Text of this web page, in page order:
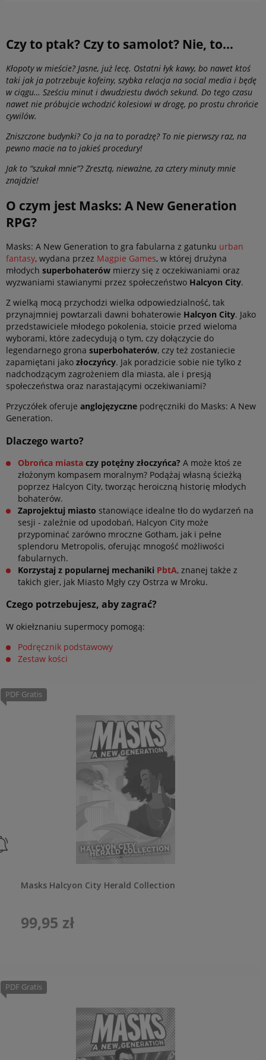
Czy to ptak? Czy to samolot? Nie, to…
Kłopoty w mieście? Jasne, już lecę. Ostatni łyk kawy, bo nawet ktoś
taki jak ja potrzebuje kofeiny, szybka relacja na social media i będę
w ciągu… Sześciu minut i dwudziestu dwóch sekund. Do tego czasu
nawet nie próbujcie wchodzić kolesiowi w drogę, po prostu chrońcie
cywilów.
Zniszczone budynki? Co ja na to poradzę? To nie pierwszy raz, na
pewno macie na to jakieś procedury!
Jak to “szukał mnie”? Zresztą, nieważne, za cztery minuty mnie
znajdzie!
O czym jest Masks: A New Generation
RPG?
Masks: A New Generation to gra fabularna z gatunku urban
fantasy, wydana przez Magpie Games, w której drużyna
młodych superbohaterów mierzy się z oczekiwaniami oraz
wyzwaniami stawianymi przez społeczeństwo Halcyon City.
Z wielką mocą przychodzi wielka odpowiedzialność, tak
przynajmniej powtarzali dawni bohaterowie Halcyon City. Jako
przedstawiciele młodego pokolenia, stoicie przed wieloma
wyborami, które zadecydują o tym, czy dołączycie do
legendarnego grona superbohaterów, czy też zostaniecie
zapamiętani jako złoczyńcy. Jak poradzicie sobie nie tylko z
nadchodzącym zagrożeniem dla miasta, ale i presją
społeczeństwa oraz narastającymi oczekiwaniami?
Przyczółek oferuje anglojęzyczne podręczniki do Masks: A New
Generation.
Dlaczego warto?
Obrońca miasta czy potężny złoczyńca? A może ktoś ze
złożonym kompasem moralnym? Podążaj własną ścieżką
poprzez Halcyon City, tworząc heroiczną historię młodych
bohaterów.
Zaprojektuj miasto stanowiące idealne tło do wydarzeń na
sesji - zależnie od upodobań, Halcyon City może
przypominać zarówno mroczne Gotham, jak i pełne
splendoru Metropolis, oferując mnogość możliwości
fabularnych.
Korzystaj z popularnej mechaniki PbtA, znanej także z
takich gier, jak Miasto Mgły czy Ostrza w Mroku.
Czego potrzebujesz, aby zagrać?
W okiełznaniu supermocy pomogą:
Podręcznik podstawowy
Zestaw kości
Masks Halcyon City Herald Collection
99,95 zł
PDF Gratis
PDF Gratis